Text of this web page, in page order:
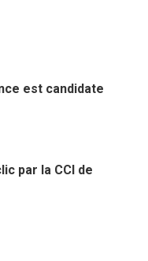
est candidate
par la CCI de